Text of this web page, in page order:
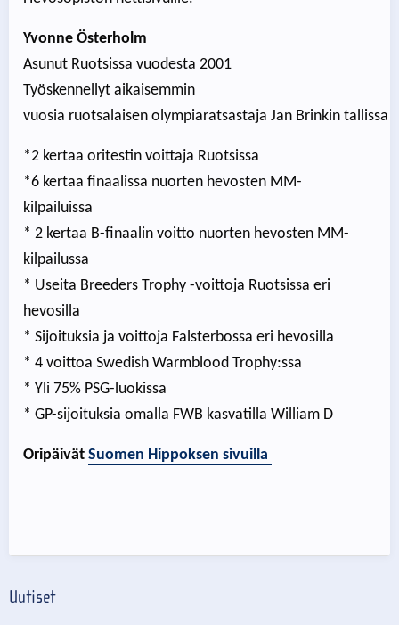
Yvonne Österholm
Asunut Ruotsissa vuodesta 2001
Työskennellyt aikaisemmin
vuosia ruotsalaisen olympiaratsastaja Jan Brinkin tallissa
*2 kertaa oritestin voittaja Ruotsissa
*6 kertaa finaalissa nuorten hevosten MM-
kilpailuissa
* 2 kertaa B-finaalin voitto nuorten hevosten MM-
kilpailussa
* Useita Breeders Trophy -voittoja Ruotsissa eri
hevosilla
* Sijoituksia ja voittoja Falsterbossa eri hevosilla
* 4 voittoa Swedish Warmblood Trophy:ssa
* Yli 75% PSG-luokissa
* GP-sijoituksia omalla FWB kasvatilla William D
Oripäivät Suomen Hippoksen sivuilla
Uutiset